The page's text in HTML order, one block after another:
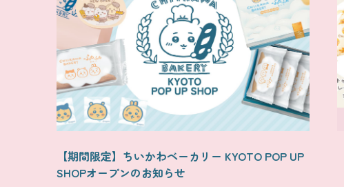
【期間限定】ちいかわベーカリー KYOTO POP UP
SHOPオープンのお知らせ